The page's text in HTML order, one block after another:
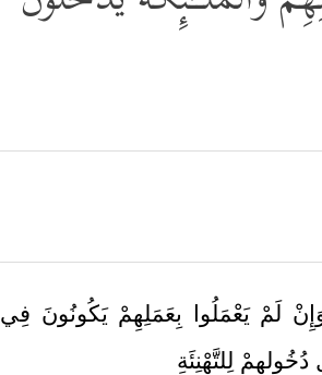
لَمْ يَعْمَلُوا بِعَمَلِهِمْ يَكُونُونَ فِي
لِلتَّهْنِئَةِ